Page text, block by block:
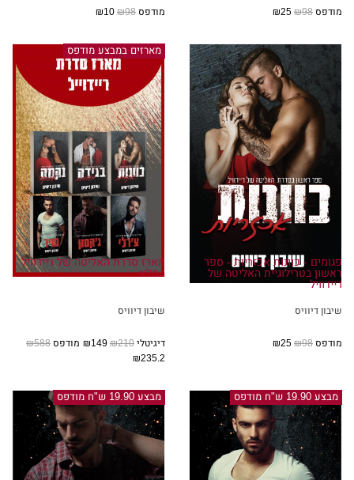
מודפס₪98 מודפס₪98
פגומים - כוונות אכזריות - ספר
ראשון בטרילוגיית האליטה של
ריידוויל
שיבון דיוויס
מודפס₪98
מארזים במבצע מודפס
מארז סדרת האליטה של ריידוויל
המלא
שיבון דיוויס
דיגיטלי₪210 מודפס₪588
₪235.2
מבצע 19.90 ש"ח מודפס מבצע 19.90 ש"ח מודפס